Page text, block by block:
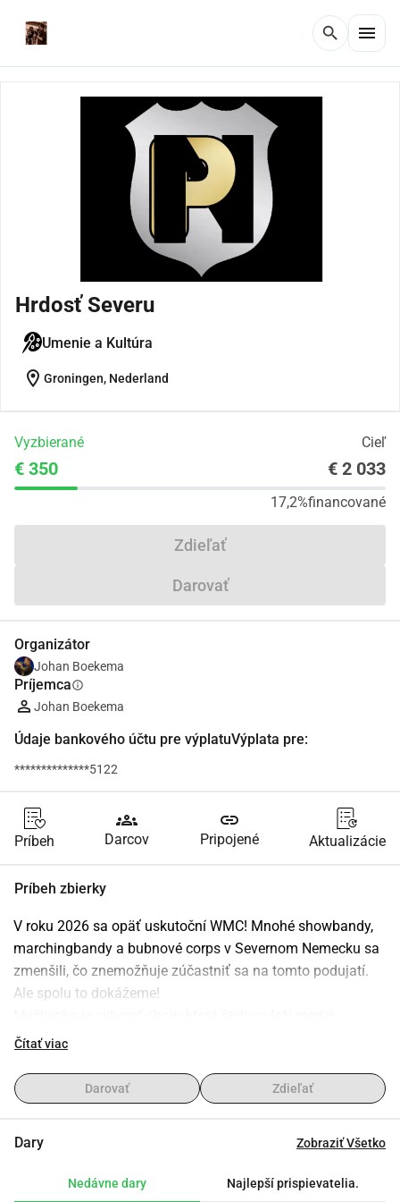
search menu
Hrdosť Severu
Umenie a Kultúra
location_on Groningen, Nederland
Vyzbierané Cieľ
€ 350 € 2 033
17,2%financované
Zdieľať
Darovať
Organizátor
Johan Boekema
Príjemcainfo
Johan Boekema
Údaje bankového účtu pre výplatuVýplata pre:
**************5122
Príbeh
groups
Darcov
link
Pripojené Aktualizácie
Príbeh zbierky
V roku 2026 sa opäť uskutoční WMC! Mnohé showbandy,
marchingbandy a bubnové corps v Severnom Nemecku sa
zmenšili, čo znemožňuje zúčastniť sa na tomto podujatí.
Ale spolu to dokážeme!
holandskými showbandami a DCI Drumcorps. To znamená
líniou a pitom. Bude to náročná práca, ale všetci si to
užijeme. Začíname v novembri 2024 s play-
februára 2025.
uskutočniť skúšobné vystúpenie v Rastede. Následne
Čítať viac
Darovať Zdieľať
Dary Zobraziť Všetko
Nedávne dary Najlepší prispievatelia.